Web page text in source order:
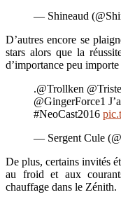
— Shineaud
D’autres encore se
stars alors que la
d’importance peu
.@Trollken
@GingerForce1
#NeoCast2016
— Sergent Cule
De plus, certains invités
au froid et aux
chauffage dans le Zénith.